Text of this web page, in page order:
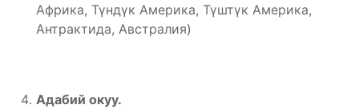
Африка, Түндүк Америка, Түштүк Америка,
Антрактида, Австралия)
Адабий окуу.